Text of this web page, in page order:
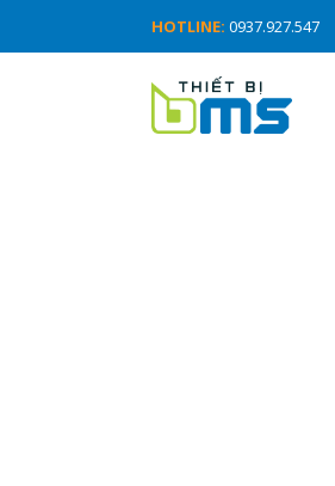
HOTLINE: 0937.927.547